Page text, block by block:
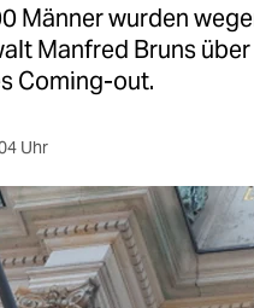
Männer wurden
Manfred Bruns
Coming-out.
Uhr